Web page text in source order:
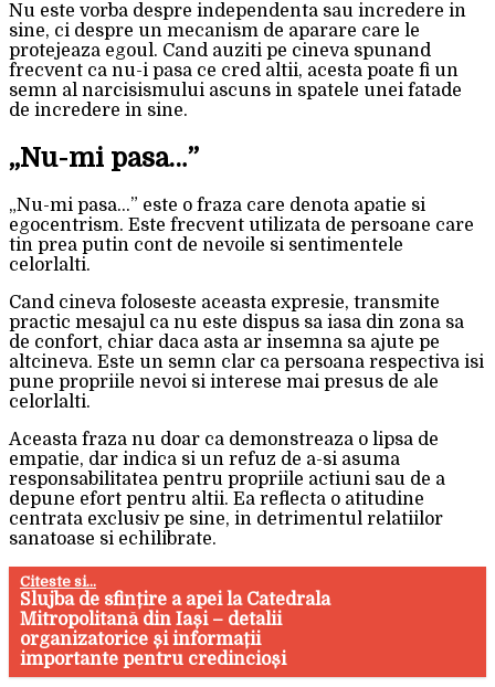
Nu este vorba despre independenta sau incredere in
sine, ci despre un mecanism de aparare care le
protejeaza egoul. Cand auziti pe cineva spunand
frecvent ca nu-i pasa ce cred altii, acesta poate fi un
semn al narcisismului ascuns in spatele unei fatade
de incredere in sine.
„Nu-mi pasa…”
„Nu-mi pasa…” este o fraza care denota apatie si
egocentrism. Este frecvent utilizata de persoane care
tin prea putin cont de nevoile si sentimentele
celorlalti.
Cand cineva foloseste aceasta expresie, transmite
practic mesajul ca nu este dispus sa iasa din zona sa
de confort, chiar daca asta ar insemna sa ajute pe
altcineva. Este un semn clar ca persoana respectiva isi
pune propriile nevoi si interese mai presus de ale
celorlalti.
Aceasta fraza nu doar ca demonstreaza o lipsa de
empatie, dar indica si un refuz de a-si asuma
responsabilitatea pentru propriile actiuni sau de a
depune efort pentru altii. Ea reflecta o atitudine
centrata exclusiv pe sine, in detrimentul relatiilor
sanatoase si echilibrate.
Citeste si...
Slujba de sfințire a apei la Catedrala
Mitropolitană din Iași – detalii
organizatorice și informații
importante pentru credincioși